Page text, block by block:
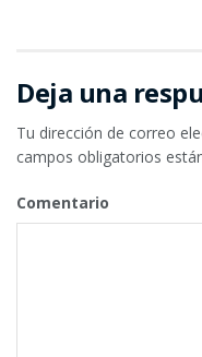
Deja una
Tu dirección de correo
campos obligatorios
Comentario